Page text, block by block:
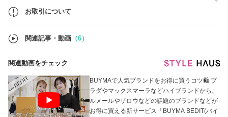
お取引について
関連記事・動画 （6）
関連動画をチェック
BUYMAで人気ブランドをお得に買うコツ🛍 プ
ラダやマックスマーラなどハイブランドから、
ルメールやザロウなどの話題のブランドなどが
お得に買える新サービス「BUYMA BEDIT(バイ